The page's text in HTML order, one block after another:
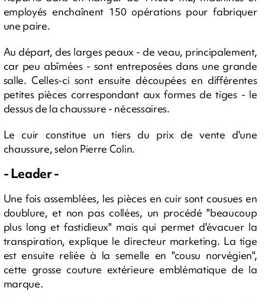
employés enchaînent 150 opérations pour fabriquer
une paire.
Au départ, des larges peaux - de veau, principalement,
car peu abîmées - sont entreposées dans une grande
salle. Celles-ci sont ensuite découpées en différentes
petites pièces correspondant aux formes de tiges - le
dessus de la chaussure - nécessaires.
Le cuir constitue un tiers du prix de vente d'une
chaussure, selon Pierre Colin.
- Leader -
Une fois assemblées, les pièces en cuir sont cousues en
doublure, et non pas collées, un procédé "beaucoup
plus long et fastidieux" mais qui permet d'évacuer la
transpiration, explique le directeur marketing. La tige
est ensuite reliée à la semelle en "cousu norvégien",
cette grosse couture extérieure emblématique de la
marque.